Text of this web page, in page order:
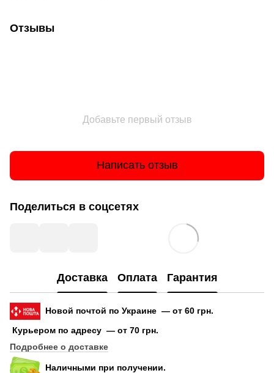
Отзывы
Добавьте первый отзыв
Написать отзыв
Поделиться в соцсетях
Доставка Оплата Гарантия
Новой почтой по Украине — от 60 грн.
Курьером по адресу — от 70 грн.
Подробнее о доставке
Наличными при получении.